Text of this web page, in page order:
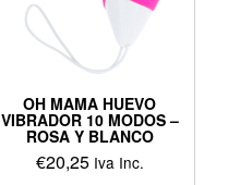
OH MAMA HUEVO
VIBRADOR 10 MODOS –
ROSA Y BLANCO
€20,25 Iva Inc.